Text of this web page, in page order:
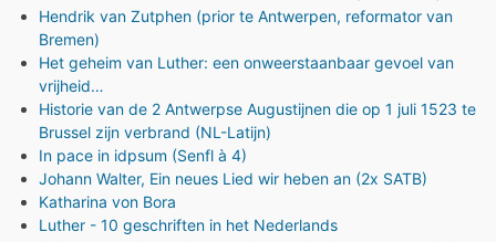
Hendrik van Zutphen (prior te Antwerpen, reformator van
Bremen)
Het geheim van Luther: een onweerstaanbaar gevoel van
vrijheid…
Historie van de 2 Antwerpse Augustijnen die op 1 juli 1523 te
Brussel zijn verbrand (NL-Latijn)
In pace in idpsum (Senfl à 4)
Johann Walter, Ein neues Lied wir heben an (2x SATB)
Katharina von Bora
Luther - 10 geschriften in het Nederlands